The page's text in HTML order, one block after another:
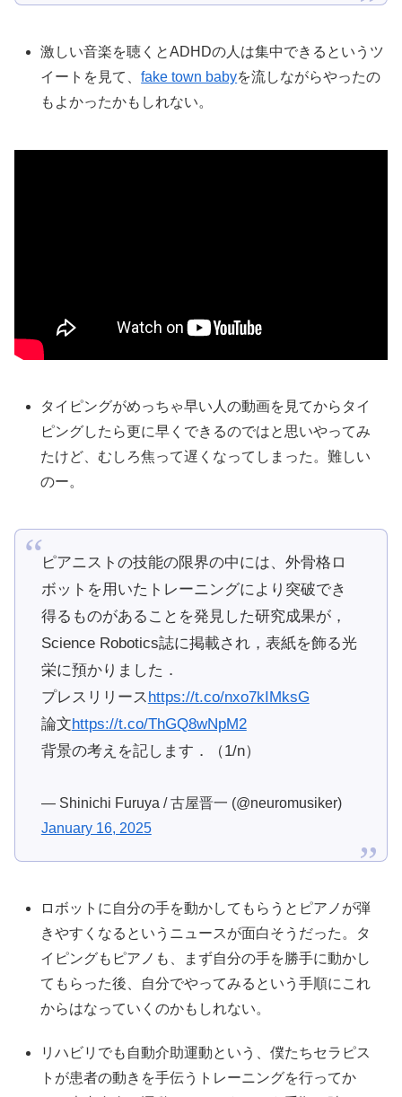
激しい音楽を聴くとADHDの人は集中できるというツ
イートを見て、fake town babyを流しながらやったの
もよかったかもしれない。
タイピングがめっちゃ早い人の動画を見てからタイ
ピングしたら更に早くできるのではと思いやってみ
たけど、むしろ焦って遅くなってしまった。難しい
のー。
ピアニストの技能の限界の中には、外骨格ロ
ボットを用いたトレーニングにより突破でき
得るものがあることを発見した研究成果が，
Science Robotics誌に掲載され，表紙を飾る光
栄に預かりました．
プレスリリースhttps://t.co/nxo7kIMksG
論文https://t.co/ThGQ8wNpM2
背景の考えを記します．（1/n）
— Shinichi Furuya / 古屋晋一 (@neuromusiker)
January 16, 2025
ロボットに自分の手を動かしてもらうとピアノが弾
きやすくなるというニュースが面白そうだった。タ
イピングもピアノも、まず自分の手を勝手に動かし
てもらった後、自分でやってみるという手順にこれ
からはなっていくのかもしれない。
リハビリでも自動介助運動という、僕たちセラピス
トが患者の動きを手伝うトレーニングを行ってか